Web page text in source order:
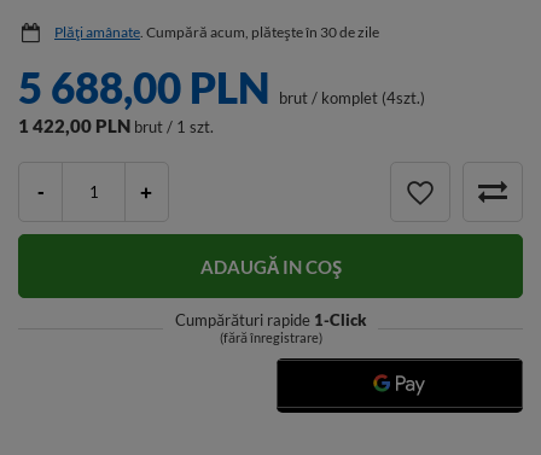
5 688,00 PLN brut/ komplet (4szt.)
1 422,00 PLN brut / 1 szt.
- +
ADAUGĂ IN COŞ
Cumpărături rapide 1-Click
(fără înregistrare)
Plăți amânate. Cumpără acum, plătește în 30 de zile